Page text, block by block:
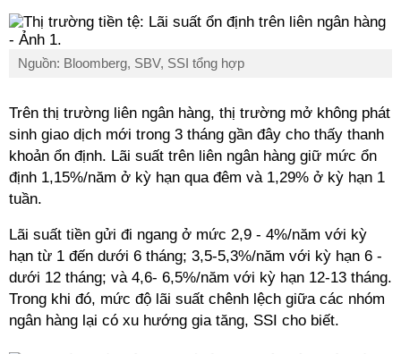
Nguồn: Bloomberg, SBV, SSI tổng hợp
Trên thị trường liên ngân hàng, thị trường mở không phát
sinh giao dịch mới trong 3 tháng gần đây cho thấy thanh
khoản ổn định. Lãi suất trên liên ngân hàng giữ mức ổn
định 1,15%/năm ở kỳ hạn qua đêm và 1,29% ở kỳ hạn 1
tuần.
Lãi suất tiền gửi đi ngang ở mức 2,9 - 4%/năm với kỳ
hạn từ 1 đến dưới 6 tháng; 3,5-5,3%/năm với kỳ hạn 6 -
dưới 12 tháng; và 4,6- 6,5%/năm với kỳ hạn 12-13 tháng.
Trong khi đó, mức độ lãi suất chênh lệch giữa các nhóm
ngân hàng lại có xu hướng gia tăng, SSI cho biết.